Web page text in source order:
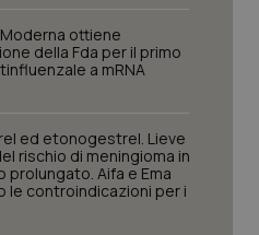
ottiene
della Fda per il primo
a mRNA
ed etonogestrel. Lieve
rischio di meningioma in
prolungato. Aifa e Ema
le controindicazioni per i
Marketing
a rendere fruibile il
di base quali la
l'accesso alle aree
non è in grado di